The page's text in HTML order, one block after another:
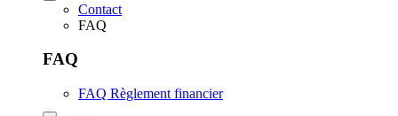
Contact
FAQ
FAQ
FAQ Règlement financier